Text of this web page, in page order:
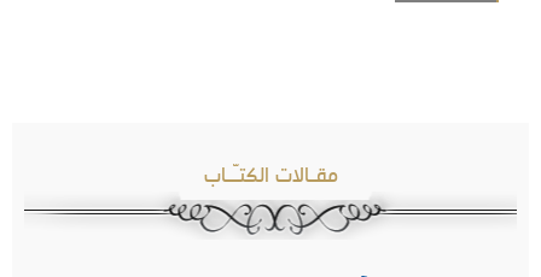
مقـالات الكتـّـاب